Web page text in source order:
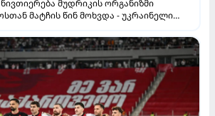
მუდრიკის ორგანიზმი
მატჩის წინ მოხვდა - უკრაინელი
ავრცელებს